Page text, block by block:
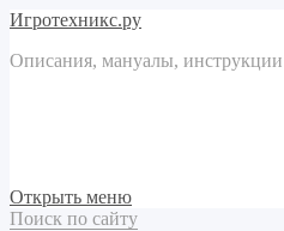
Игротехникс.ру
Описания, мануалы, инструкции
Открыть меню
Поиск по сайту